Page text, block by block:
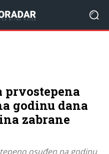
prvostepena
godinu dana
zabrane
osuđen na godinu